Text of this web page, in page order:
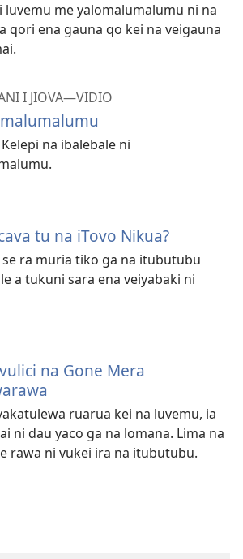
luvemu me yalomalumalumu ni na
qori ena gauna qo kei na veigauna
I JIOVA​—⁠VIDIO
na ibalebale ni
tu na iTovo Nikua?
se ra muria tiko ga na itubutubu
a tukuni sara ena veiyabaki ni
na Gone Mera
ruarua kei na luvemu, ia
ni dau yaco ga na lomana. Lima na
rawa ni vukei ira na itubutubu.